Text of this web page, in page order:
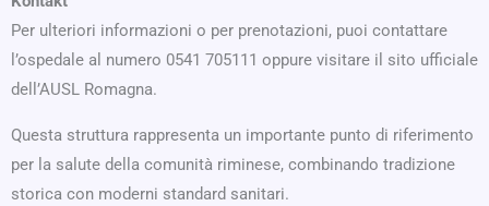
Per ulteriori informazioni o per prenotazioni, puoi contattare
l’ospedale al numero 0541 705111 oppure visitare il sito ufficiale
dell’AUSL Romagna.
Questa struttura rappresenta un importante punto di riferimento
per la salute della comunità riminese, combinando tradizione
storica con moderni standard sanitari.